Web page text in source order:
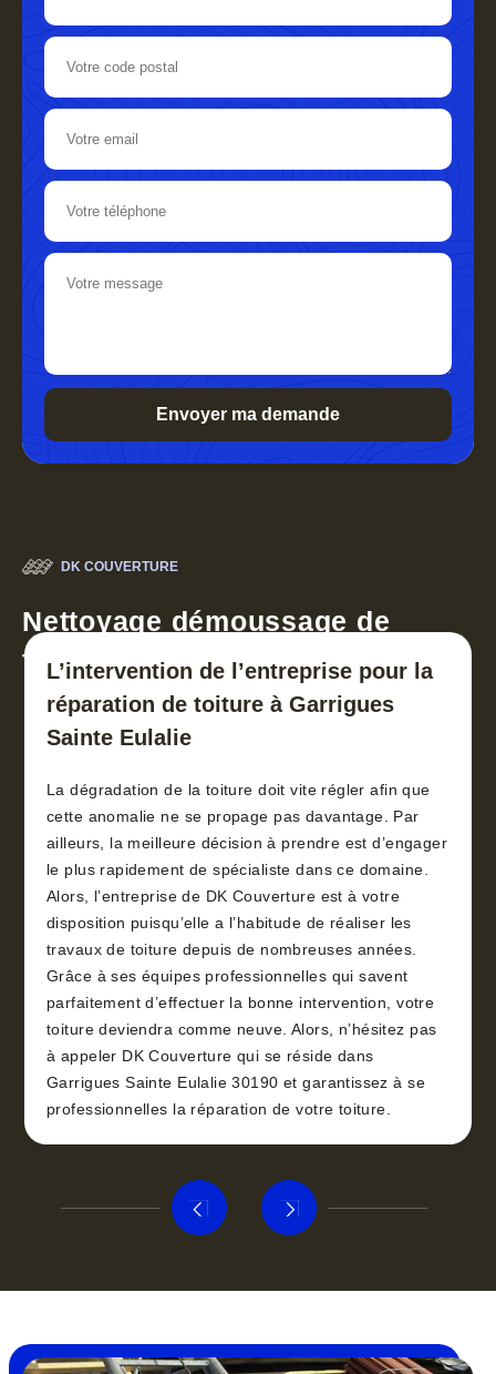
DK COUVERTURE
Nettoyage démoussage de
toiture 30
L’intervention de l’entreprise pour la
réparation de toiture à Garrigues
Sainte Eulalie
La dégradation de la toiture doit vite régler afin que
cette anomalie ne se propage pas davantage. Par
ailleurs, la meilleure décision à prendre est d’engager
le plus rapidement de spécialiste dans ce domaine.
Alors, l’entreprise de DK Couverture est à votre
disposition puisqu’elle a l’habitude de réaliser les
travaux de toiture depuis de nombreuses années.
Grâce à ses équipes professionnelles qui savent
parfaitement d’effectuer la bonne intervention, votre
toiture deviendra comme neuve. Alors, n’hésitez pas
à appeler DK Couverture qui se réside dans
Garrigues Sainte Eulalie 30190 et garantissez à se
professionnelles la réparation de votre toiture.